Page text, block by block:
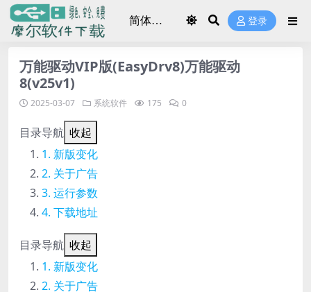
登录
万能驱动VIP版(EasyDrv8)万能驱动
8(v25v1)
2025-03-07 系统软件 175 0
目录导航 收起
新版变化
关于广告
运行参数
下载地址
目录导航 收起
新版变化
关于广告